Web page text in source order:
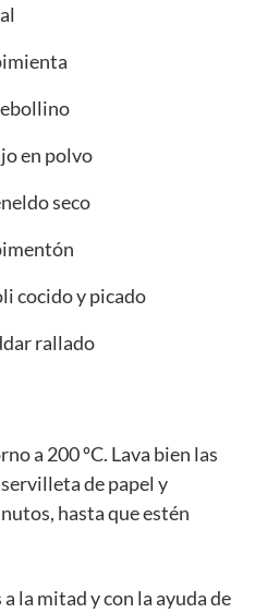
en polvo
seco
cocido y picado
rallado
a 200 ºC. Lava bien las
de papel y
hasta que estén
la mitad y con la ayuda de